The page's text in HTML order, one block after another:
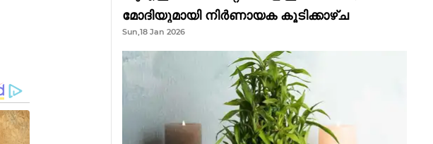
മോദിയുമായി നിർണായക കൂടിക്കാഴ്ച
Sun,18 Jan 2026